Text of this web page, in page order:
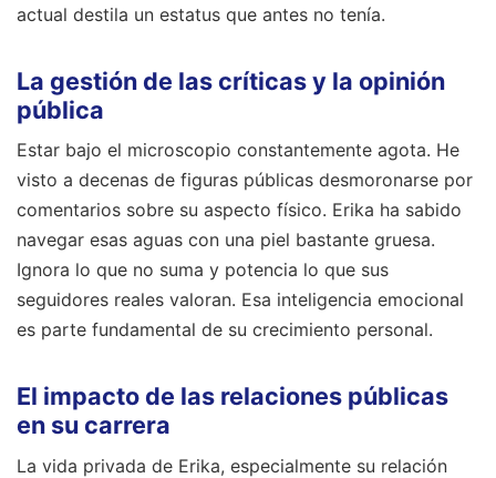
actual destila un estatus que antes no tenía.
La gestión de las críticas y la opinión
pública
Estar bajo el microscopio constantemente agota. He
visto a decenas de figuras públicas desmoronarse por
comentarios sobre su aspecto físico. Erika ha sabido
navegar esas aguas con una piel bastante gruesa.
Ignora lo que no suma y potencia lo que sus
seguidores reales valoran. Esa inteligencia emocional
es parte fundamental de su crecimiento personal.
El impacto de las relaciones públicas
en su carrera
La vida privada de Erika, especialmente su relación